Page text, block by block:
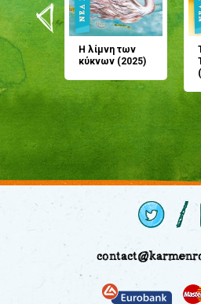
Η λίμνη των
κύκνων (2025)